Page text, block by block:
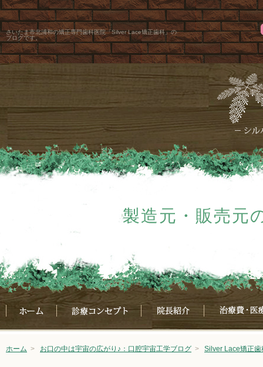
さいたま市北浦和の矯正専門歯科医院「Silver Lace矯正歯科」の
ブログです。
製造元・販売元
ホーム > お口の中は宇宙の広がり♪：口腔宇宙工学ブログ > Silver Lace矯正歯